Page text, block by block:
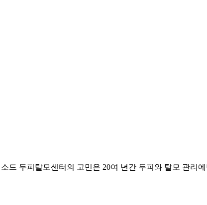
드 두피탈모센터의 고민은 20여 년간 두피와 탈모 관리